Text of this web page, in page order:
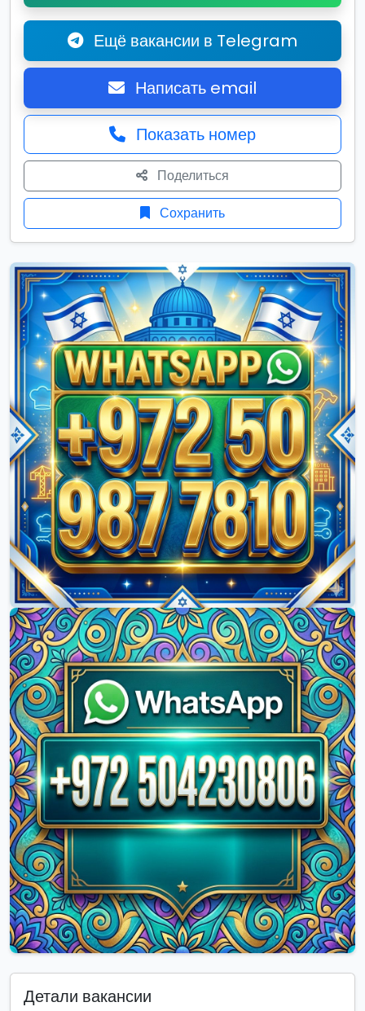
Ещё вакансии в Telegram
Написать email
Показать номер
Поделиться
Сохранить
Детали вакансии